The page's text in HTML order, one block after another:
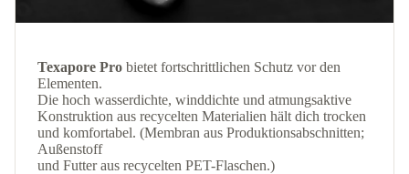
Texapore Pro bietet fortschrittlichen Schutz vor den
Elementen.
Die hoch wasserdichte, winddichte und atmungsaktive
Konstruktion aus recycelten Materialien hält dich trocken
und komfortabel. (Membran aus Produktionsabschnitten;
Außenstoff
und Futter aus recycelten PET-Flaschen.)